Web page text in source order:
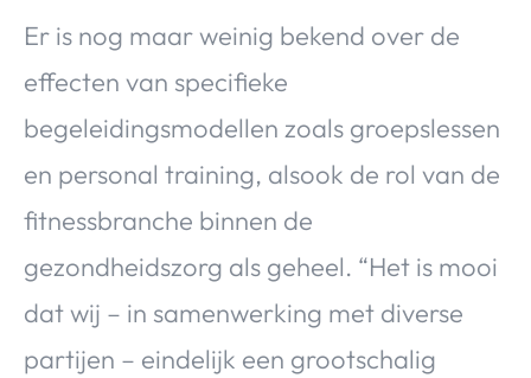
Er is nog maar weinig bekend over de
effecten van specifieke
begeleidingsmodellen zoals groepslessen
en personal training, alsook de rol van de
fitnessbranche binnen de
gezondheidszorg als geheel. “Het is mooi
dat wij – in samenwerking met diverse
partijen – eindelijk een grootschalig